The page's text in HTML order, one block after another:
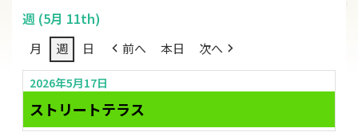
週 (5月 11th)
月 週 日 前へ 本日 次へ
2026年5月17日
ストリートテラス